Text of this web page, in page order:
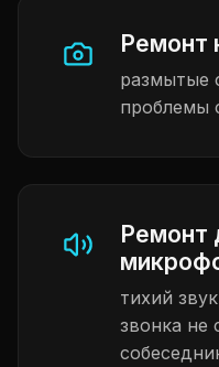
Ремонт
размытые
проблемы
Ремонт
тихий
звонка не